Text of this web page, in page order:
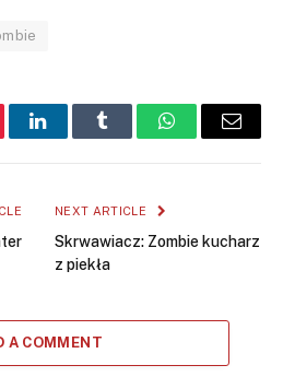
LinkedInTumblr WhatsAppEmail
NEXT ARTICLE
Skrwawiacz: Zombie kucharz
z piekła
A COMMENT